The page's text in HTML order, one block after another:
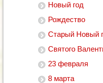
Новый год
Рождество
Старый Новый
Святого
23 февраля
8 марта